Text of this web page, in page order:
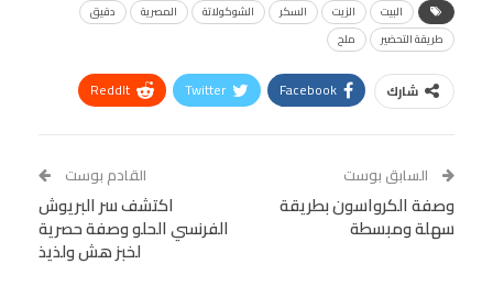
البيت الزيت السكر الشوكولاتة المصرية
دقيق
طريقة التحضير
ملح
شارك Facebook
Twitter
ReddIt
Tumblr
البريد الإلكتروني
StumbleUpon
VK
Digg
BlackBerry
Viber
السابق بوست
وصفة الكرواسون بطريقة
سهلة ومبسطة
القادم بوست
اكتشف سر البريوش
الفرنسي الحلو وصفة حصرية
لخبز هش ولذيذ